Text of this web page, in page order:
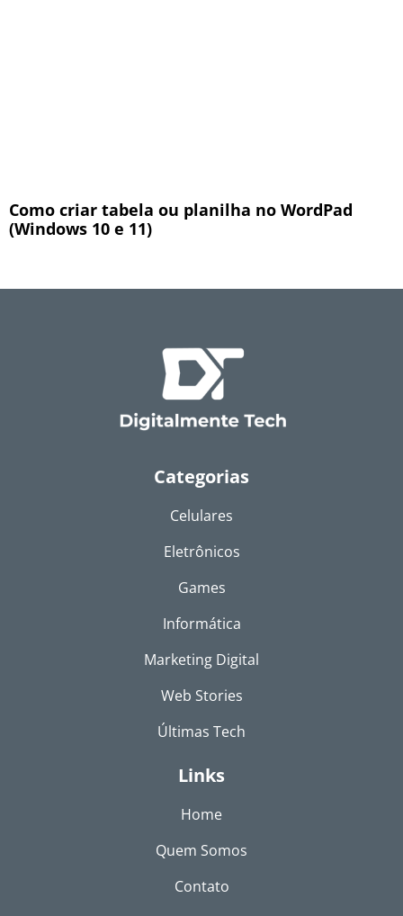
Como criar tabela ou planilha no WordPad
(Windows 10 e 11)
Categorias
Celulares
Eletrônicos
Games
Informática
Marketing Digital
Web Stories
Últimas Tech
Links
Home
Quem Somos
Contato